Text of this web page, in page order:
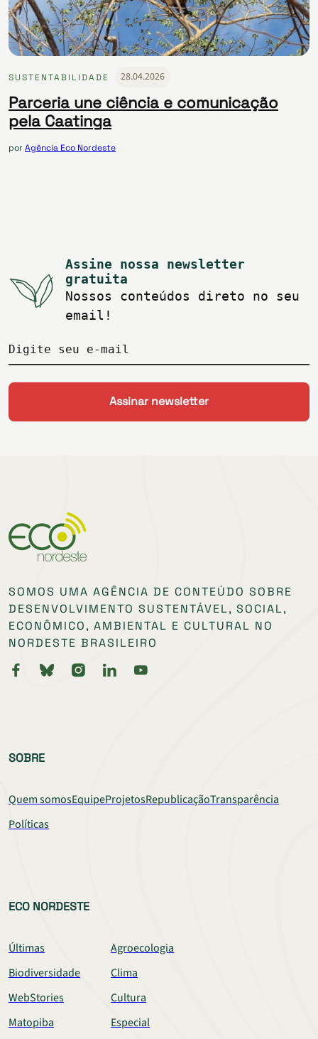
SUSTENTABILIDADE 28.04.2026
Parceria une ciência e comunicação
pela Caatinga
porAgência Eco Nordeste
Assine nossa newsletter
gratuita
Nossos conteúdos direto no seu
email!
Digite seu e-mail
SOMOS UMA AGÊNCIA DE CONTEÚDO SOBRE
DESENVOLVIMENTO SUSTENTÁVEL, SOCIAL,
ECONÔMICO, AMBIENTAL E CULTURAL NO
NORDESTE BRASILEIRO
SOBRE
Quem somosEquipeProjetosRepublicaçãoTransparência
Políticas
ECO NORDESTE
Últimas
Agroecologia
Biodiversidade
Clima
WebStories
Cultura
Matopiba
Especial